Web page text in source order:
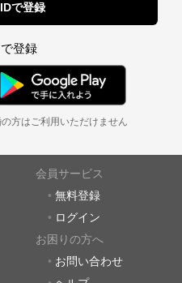
で登録
登録
方はご利用いただけません
会員サービス
無料登録
ログイン
お困りの方へ
お問い合わせ